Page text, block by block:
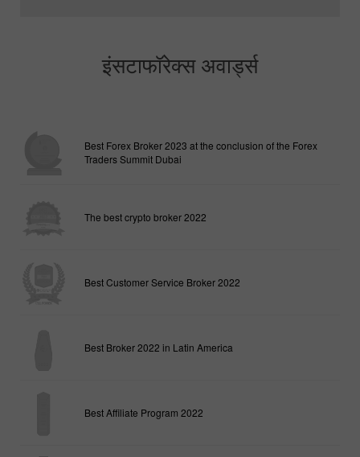
इंसटाफॉरेक्स अवार्ड्स
Best Forex Broker 2023 at the conclusion of the Forex
Traders Summit Dubai
The best crypto broker 2022
Best Customer Service Broker 2022
Best Broker 2022 in Latin America
Best Affiliate Program 2022